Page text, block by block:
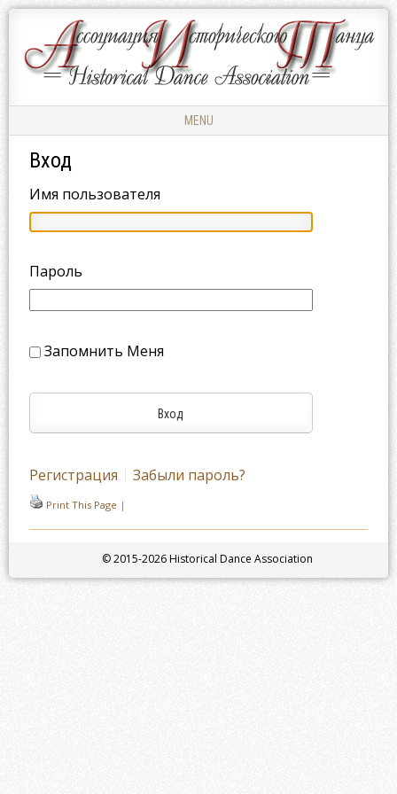
АССОЦИАЦИЯ
ИСТОРИЧЕСКОГО
Ассоциация
Исторического
Танца
MENU
Вход
Имя пользователя
Пароль
Запомнить Меня
Регистрация Забыли пароль?
Print This Page |
© 2015-2026 Historical Dance Association